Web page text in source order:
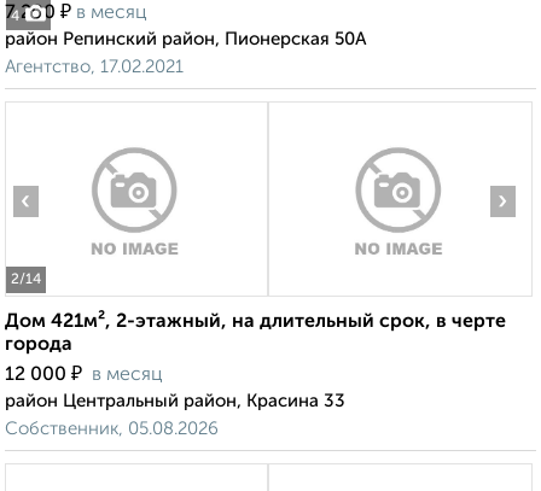
4
7 200 ₽ в месяц
район Репинский район, Пионерская 50А
Агентство, 17.02.2021
2/14
‹ ›
Дом 421м², 2-этажный, на длительный срок, в черте
города
12 000 ₽ в месяц
район Центральный район, Красина 33
Собственник, 05.08.2026